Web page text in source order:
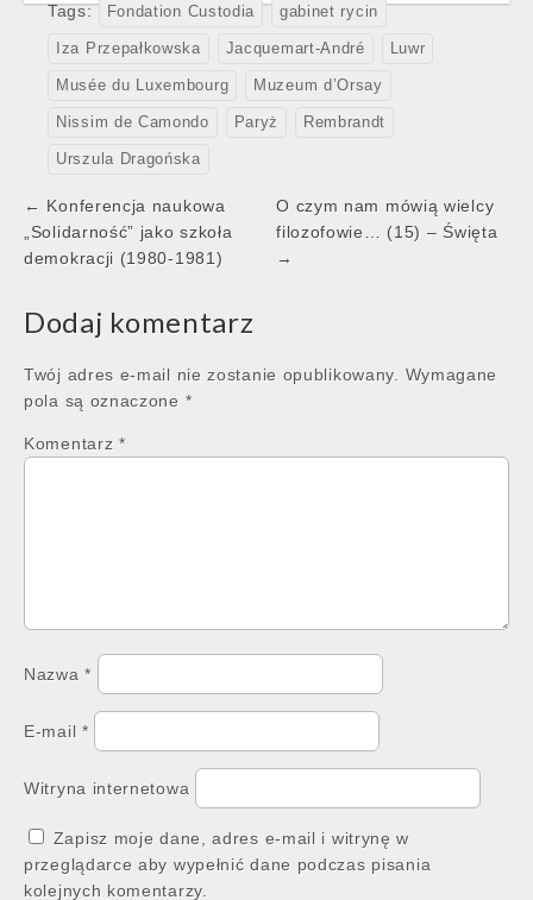
Tags: Fondation Custodia gabinet rycin
Iza Przepałkowska Jacquemart-André Luwr
Musée du Luxembourg Muzeum d’Orsay
Nissim de Camondo Paryż Rembrandt
Urszula Dragońska
Post
navigation
← Konferencja naukowa
„Solidarność” jako szkoła
demokracji (1980-1981)
O czym nam mówią wielcy
filozofowie… (15) – Święta
→
Dodaj komentarz
Twój adres e-mail nie zostanie opublikowany. Wymagane
pola są oznaczone *
Komentarz *
Nazwa*
E-mail *
Witryna internetowa
Zapisz moje dane, adres e-mail i witrynę w
przeglądarce aby wypełnić dane podczas pisania
kolejnych komentarzy.